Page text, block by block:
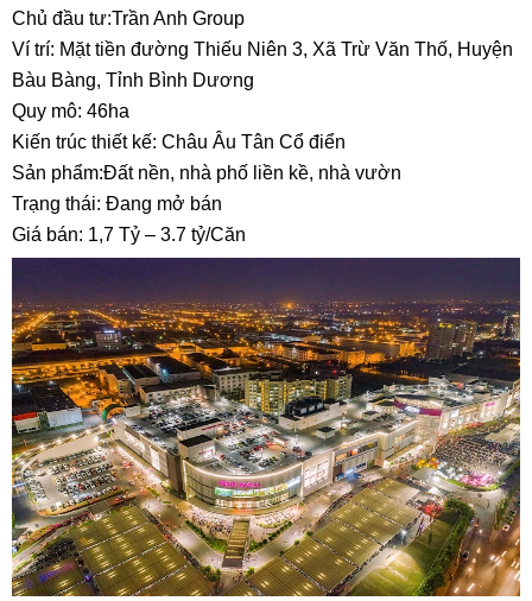
Chủ đầu tư:Trần Anh Group
Ví trí: Mặt tiền đường Thiếu Niên 3, Xã Trừ Văn Thố, Huyện
Bàu Bàng, Tỉnh Bình Dương
Quy mô: 46ha
Kiến trúc thiết kế: Châu Âu Tân Cổ điển
Sản phẩm:Đất nền, nhà phố liền kề, nhà vườn
Trạng thái: Đang mở bán
Giá bán: 1,7 Tỷ – 3.7 tỷ/Căn